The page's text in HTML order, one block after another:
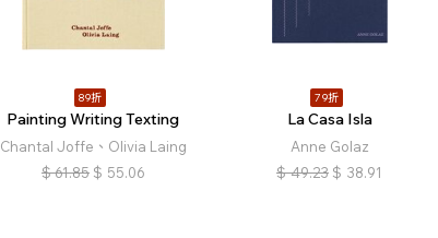
89折
Painting Writing Texting
Chantal Joffe、Olivia Laing
$ 61.85 $ 55.06
79折
La Casa Isla
Anne Golaz
$ 49.23 $ 38.91